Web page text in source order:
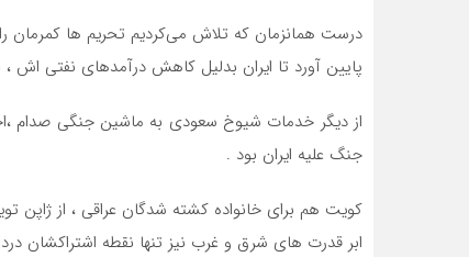
درست همانزمان که تلاش می‌کردیم تحریم ها کمرمان
پایین آورد تا ایران بدلیل کاهش درآمدهای نفتی اش ،
از دیگر خدمات شیوخ سعودی به ماشین جنگی صدام
جنگ علیه ایران بود .
کویت هم برای خانواده کشته شدگان عراقی ، از ژاپن
ابر قدرت های شرق و غرب نیز تنها نقطه اشتراکشان